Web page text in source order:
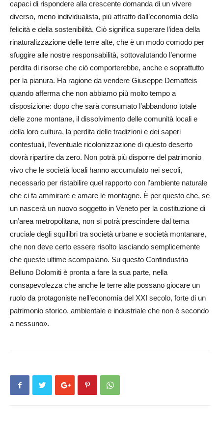
capaci di rispondere alla crescente domanda di un vivere
diverso, meno individualista, più attratto dall’economia della
felicità e della sostenibilità. Ciò significa superare l’idea della
rinaturalizzazione delle terre alte, che è un modo comodo per
sfuggire alle nostre responsabilità, sottovalutando l’enorme
perdita di risorse che ciò comporterebbe, anche e soprattutto
per la pianura. Ha ragione da vendere Giuseppe Dematteis
quando afferma che non abbiamo più molto tempo a
disposizione: dopo che sarà consumato l’abbandono totale
delle zone montane, il dissolvimento delle comunità locali e
della loro cultura, la perdita delle tradizioni e dei saperi
contestuali, l’eventuale ricolonizzazione di questo deserto
dovrà ripartire da zero. Non potrà più disporre del patrimonio
vivo che le società locali hanno accumulato nei secoli,
necessario per ristabilire quel rapporto con l’ambiente naturale
che ci fa ammirare e amare le montagne. È per questo che, se
un nascerà un nuovo soggetto in Veneto per la costituzione di
un’area metropolitana, non si potrà prescindere dal tema
cruciale degli squilibri tra società urbane e società montanare,
che non deve certo essere risolto lasciando semplicemente
che queste ultime scompaiano. Su questo Confindustria
Belluno Dolomiti è pronta a fare la sua parte, nella
consapevolezza che anche le terre alte possano giocare un
ruolo da protagoniste nell’economia del XXI secolo, forte di un
patrimonio storico, ambientale e industriale che non è secondo
a nessuno».